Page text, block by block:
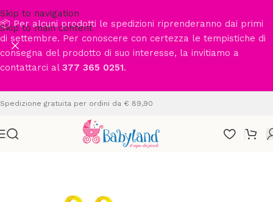
Skip to navigation
Skip to main content
📦 Per alcuni prodotti le spedizioni riprenderanno dai primi
di settembre. Per conoscere con certezza le tempistiche di
consegna del prodotto di suo interesse, la invitiamo a
contattarci al 377 365 0251.
Spedizione gratuita per ordini da € 89,90